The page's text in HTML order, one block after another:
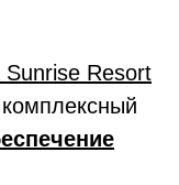
Sunrise Resort